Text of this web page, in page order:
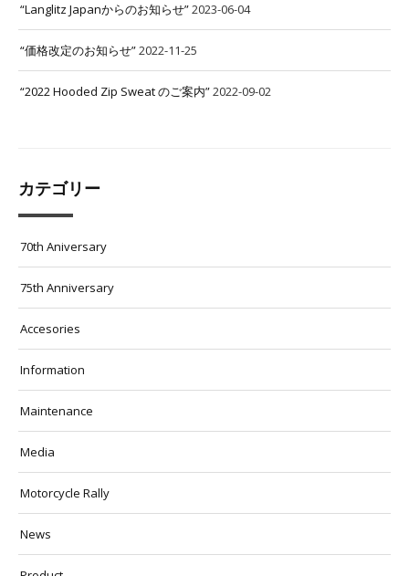
“Langlitz Japanからのお知らせ”2023-06-04
“価格改定のお知らせ”2022-11-25
“2022 Hooded Zip Sweat のご案内”2022-09-02
カテゴリー
70th Aniversary
75th Anniversary
Accesories
Information
Maintenance
Media
Motorcycle Rally
News